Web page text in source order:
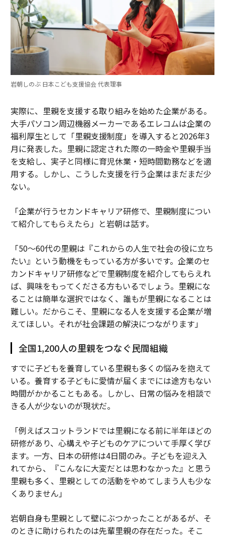
岩朝しのぶ 日本こども支援協会 代表理事
実際に、里親を支援する取り組みを始めた企業がある。
大手パソコン周辺機器メーカーであるエレコムは企業の
福利厚生として「里親支援制度」を導入すると2026年3
月に発表した。里親に認定された際の一時金や里親手当
を支給し、実子と同様に育児休業・短時間勤務などを適
用する。しかし、こうした支援を行う企業はまだまだ少
ない。
「企業が行うセカンドキャリア研修で、里親制度につい
て紹介してもらえたら」と岩朝は話す。
「50～60代の里親は『これからの人生で社会の役に立ち
たい』という動機をもっている方が多いです。企業のセ
カンドキャリア研修などで里親制度を紹介してもらえれ
ば、興味をもってくださる方もいるでしょう。里親にな
ることは簡単な選択ではなく、誰もが里親になることは
難しい。だからこそ、里親になる人を支援する企業が増
えてほしい。それが社会課題の解決につながります」
全国1,200人の里親をつなぐ民間組織
すでに子どもを養育している里親も多くの悩みを抱えて
いる。養育する子どもに愛情が届くまでには途方もない
時間がかかることもある。しかし、日常の悩みを相談で
きる人が少ないのが現状だ。
「例えばスコットランドでは里親になる前に半年ほどの
研修があり、心構えや子どものケアについて手厚く学び
ます。一方、日本の研修は4日間のみ。子どもを迎え入
れてから、『こんなに大変だとは思わなかった』と思う
里親も多く、里親としての活動をやめてしまう人も少な
くありません」
岩朝自身も里親として壁にぶつかったことがあるが、そ
のときに助けられたのは先輩里親の存在だった。そこ